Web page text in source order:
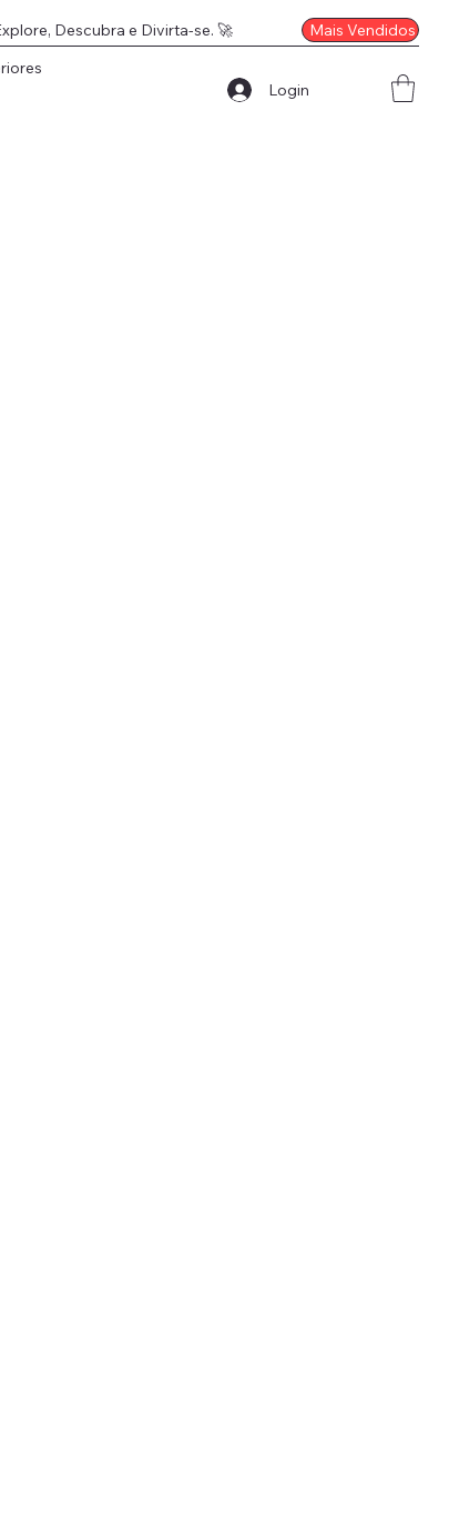
Descubra e Divirta-se. 🚀
Mais Vendidos
Login
e desejamos a todos um ótimo verão!